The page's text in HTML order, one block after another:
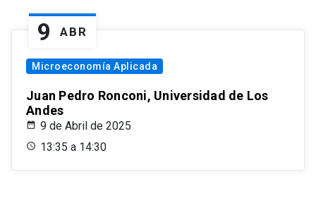
9 ABR
Microeconomía Aplicada
Juan Pedro Ronconi, Universidad de Los
Andes
9 de Abril de 2025
13:35 a 14:30